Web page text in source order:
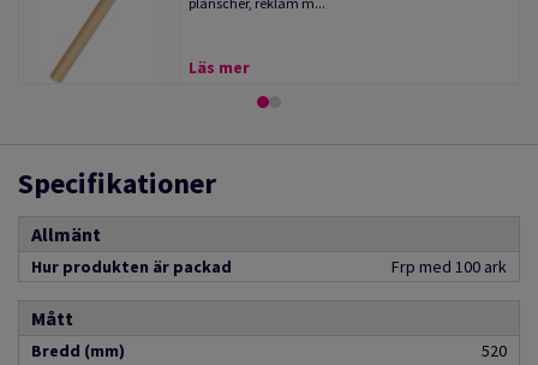
Läs mer
Specifikationer
Allmänt
Hur produkten är packad Frp med 100 ark
Mått
Bredd (mm)
520